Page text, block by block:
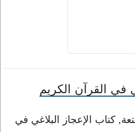
في القرآن الكريم
كتاب الإعجاز البلاغي في